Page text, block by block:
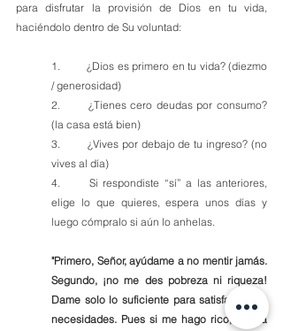
para disfrutar la provisión de Dios en tu vida,
haciéndolo dentro de Su voluntad:
1.	¿Dios es primero en tu vida? (diezmo
/ generosidad)
2.	¿Tienes cero deudas por consumo?
(la casa está bien)
3.	¿Vives por debajo de tu ingreso? (no
vives al día)
4.	Si respondiste “sí” a las anteriores,
elige lo que quieres, espera unos días y
luego cómpralo si aún lo anhelas.
"Primero, Señor, ayúdame a no mentir jamás.
Segundo, ¡no me des pobreza ni riqueza!
Dame solo lo suficiente para satisfacer mis
necesidades. Pues si me hago rico, podría